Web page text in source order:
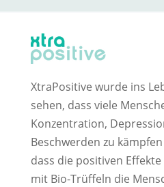
XtraPositive wurde ins
sehen, dass viele
Konzentration,
Beschwerden zu
dass die positiven
mit Bio-Trüffeln die